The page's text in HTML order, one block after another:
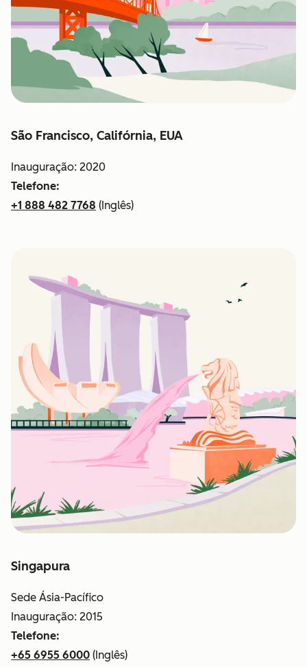
São Francisco, Califórnia, EUA
Inauguração: 2020
Telefone:
+1 888 482 7768 (Inglês)
Singapura
Sede Ásia-Pacífico
Inauguração: 2015
Telefone:
+65 6955 6000 (Inglês)